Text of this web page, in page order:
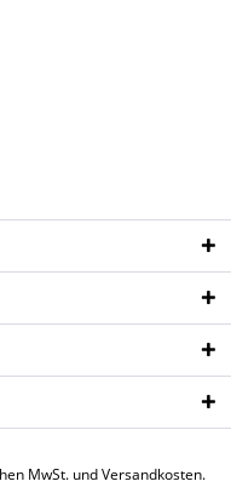
MwSt. und Versandkosten.